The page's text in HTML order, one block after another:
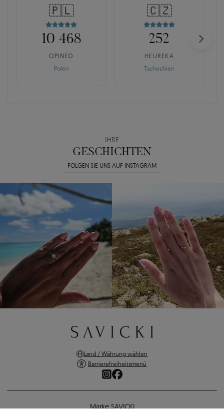
🇵🇱
10 468
OPINEO
Polen
🇨🇿
252
HEUREKA
Tschechien
IHRE
GESCHICHTEN
FOLGEN SIE UNS AUF INSTAGRAM
Land / Währung wählen
Barrierefreiheitsmenü
Marke SAVICKI